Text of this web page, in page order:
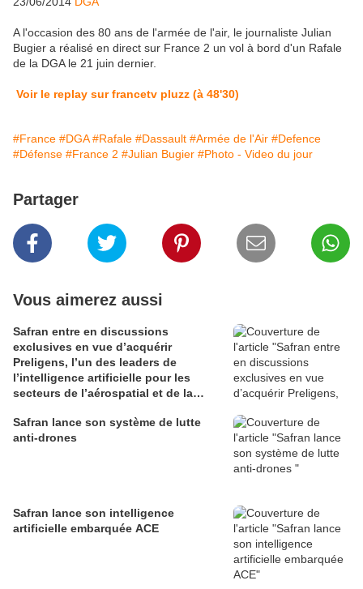
A l'occasion des 80 ans de l'armée de l'air, le journaliste Julian
Bugier a réalisé en direct sur France 2 un vol à bord d'un Rafale
de la DGA le 21 juin dernier.
Voir le replay sur francetv pluzz (à 48'30)
#France #DGA #Rafale #Dassault #Armée de l'Air #Defence
#Défense #France 2 #Julian Bugier #Photo - Video du jour
Partager
Vous aimerez aussi
Safran entre en discussions
exclusives en vue d’acquérir
Preligens, l’un des leaders de
l’intelligence artificielle pour les
secteurs de l’aérospatial et de la
Safran lance son système de lutte
anti-drones
Safran lance son intelligence
artificielle embarquée ACE